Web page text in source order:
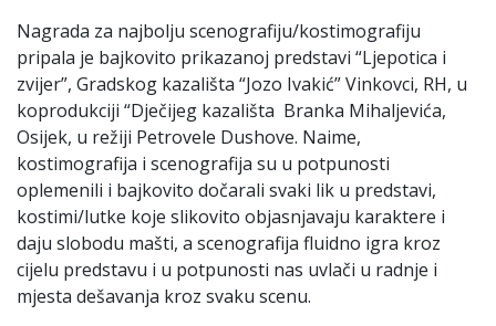
Nagrada za najbolju scenografiju/kostimografiju
pripala je bajkovito prikazanoj predstavi “Ljepotica i
zvijer”, Gradskog kazališta “Jozo Ivakić” Vinkovci, RH, u
koprodukciji “Dječijeg kazališta Branka Mihaljevića,
Osijek, u režiji Petrovele Dushove. Naime,
kostimografija i scenografija su u potpunosti
oplemenili i bajkovito dočarali svaki lik u predstavi,
kostimi/lutke koje slikovito objasnjavaju karaktere i
daju slobodu mašti, a scenografija fluidno igra kroz
cijelu predstavu i u potpunosti nas uvlači u radnje i
mjesta dešavanja kroz svaku scenu.